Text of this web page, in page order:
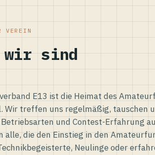
VEREIN
wir sind
E13 ist die Heimat des
Wir treffen uns regelmäßig, tauschen
Betriebsarten und Contest-Erfahrung
alle, die den Einstieg in den
Neulinge oder